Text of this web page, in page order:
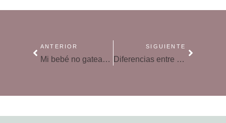
ANTERIOR
Mi bebé no gatea… ¿debe preocuparme su retraso madurativo?
SIGUIENTE
Diferencias entre una escuela infantil pública y una privada